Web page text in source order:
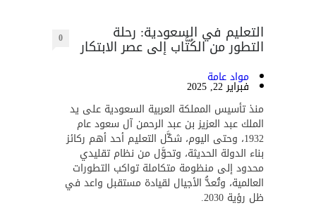
التعليم في السعودية: رحلة
التطور من الكُتَّاب إلى عصر الابتكار 0
مواد عامة
فبراير 22, 2025
منذ تأسيس المملكة العربية السعودية على يد
الملك عبد العزيز بن عبد الرحمن آل سعود عام
1932، وحتى اليوم، شكَّل التعليم أحد أهم ركائز
بناء الدولة الحديثة، وتحوَّل من نظام تقليدي
محدود إلى منظومة متكاملة تواكب التطورات
العالمية، وتُعدُّ الأجيال لقيادة مستقبل واعد في
ظل رؤية 2030.